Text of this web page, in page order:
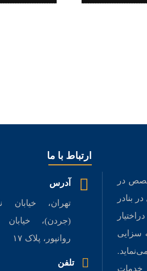
در
بنادر
سزايی
خدمات
ارتباط با ما
آدرس
تهران، خیابان
(جردن)،
روانپور، پلاک ۱۷
تلفن